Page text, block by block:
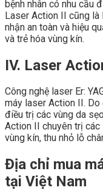
bệnh nhân có nhu cầu
Laser Action II cũng
nhận an toàn và hiệu
và trẻ hóa vùng kín.
IV. Laser
Công nghệ laser Er:
máy laser Action II.
điều trị các vùng da
Action II chuyên trị
vùng kín, thu nhỏ lỗ
Địa chỉ mua
tại Việt Nam